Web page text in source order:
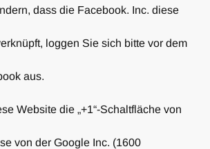
dass die Facebook. Inc. diese
loggen Sie sich bitte vor dem
aus.
Website die „+1“-Schaltfläche von
von der Google Inc. (1600